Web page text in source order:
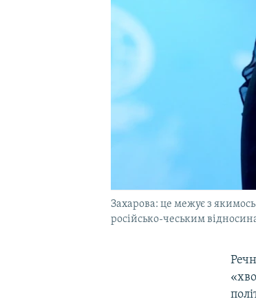
Захарова: це межує з
російсько-чеським